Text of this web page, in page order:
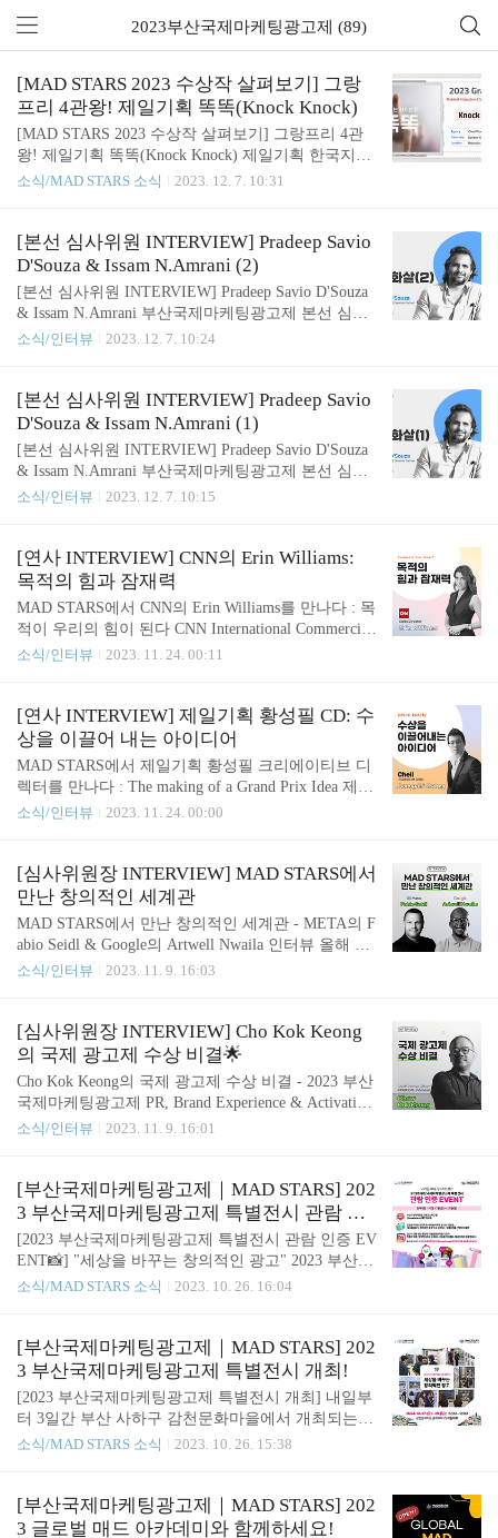
2023부산국제마케팅광고제 (89)
[MAD STARS 2023 수상작 살펴보기] 그랑
프리 4관왕! 제일기획 똑똑(Knock Knock)
[MAD STARS 2023 수상작 살펴보기] 그랑프리 4관
왕! 제일기획 똑똑(Knock Knock) 제일기획 한국지사
에서 제작한 '똑똑(Knock Knock)' 캠페인이 MAD ST
습니다! 제일기획과 경찰청이 함께한 '똑똑(Knock K
nock)’ 캠페인은 어떤 기발한 아이디어로 수상의 영
예를 안게 되었을까요? 사실 지난 8년 동안 한국의
가정폭력은 718%나 증가했다고 합니다. 경찰청 통계
에 따르면 가정폭력 신고 건수는 2019년 24만564건,
2020년 22만1824건 지난해 21만8669건으로 집계됐습
로 피해자와 가해자가 같은 공간..
소식/MAD STARS 소식 2023. 12. 7. 10:31
[본선 심사위원 INTERVIEW] Pradeep Savio
D'Souza & Issam N.Amrani (2)
[본선 심사위원 INTERVIEW] Pradeep Savio D'Souza
& Issam N.Amrani 부산국제마케팅광고제 본선 심사
위원: NineTwentyEight의 공동창립자이자 크리에이
자신만의 본선 심사 기준과 올해 2,047편의 본선 진
출작 중 눈에 띄는 작품이 무엇이었는지에 대해 이야
기해보는 시간을 가졌는데요. 이번에는 조금 심도 깊
은 주제를 다뤄봤습니다. 변화하는 크리에이티브 산
업에 대한 그들의 관점과 성공을 위해 필요한 창조성
은 무엇인지, 또한 앞으로 미래를 이끌어갈 영 크리
야기 나눠보았습..
소식/인터뷰 2023. 12. 7. 10:24
[본선 심사위원 INTERVIEW] Pradeep Savio
D'Souza & Issam N.Amrani (1)
[본선 심사위원 INTERVIEW] Pradeep Savio D'Souza
& Issam N.Amrani 부산국제마케팅광고제 본선 심사
위원: NineTwentyEight의 공동창립자이자 크리에이
고제의 Print • Design • Direct • Strategy Stars를 심사
한 Pradeep Savio D'Souza과 Issam N.Amrani 를 만나
보았습니다. 특히 Issam은 2017년도부터 부산국제마
케팅광고제에 관심을 가지고 있었지만, 실제로 참여
하는 것은 처음이라고 하는데요. 그는 부산국제마케
팅광고제 첫 참여 소감을 “부산국제마케팅광고제는
소식/인터뷰 2023. 12. 7. 10:15
[연사 INTERVIEW] CNN의 Erin Williams:
목적의 힘과 잠재력
MAD STARS에서 CNN의 Erin Williams를 만나다 : 목
적이 우리의 힘이 된다 CNN International Commercial
의 세일즈 디렉터인 Erin Williams 가 올해 MAD STA
로 오해를 받기도 하는 주제들에 대한 명쾌한 답을
제시했는데요. 그녀는 왜 목적의 힘을 강조할까요?
인터뷰를 통해 알아보시죠! “기업들은 압박을 받고
있고, 기술과 문화들이 급변하면서 우리가 일하고 또
소비하는 브랜드들에 대한 새로운 태도가 만들어지
고 있습니다. 분명하고 명확한 목적을 가진 회사들은
요. 그 목적의 의도는 이익을 넘어 사람들과의 관계..
소식/인터뷰 2023. 11. 24. 00:11
[연사 INTERVIEW] 제일기획 황성필 CD: 수
상을 이끌어 내는 아이디어
MAD STARS에서 제일기획 황성필 크리에이티브 디
렉터를 만나다 : The making of a Grand Prix Idea 제일
기획이 대한민국 경찰청과 함께한 똑똑(Knock Knoc
화를 건 후 어떤 번호이던 두 번 누르게 되면 말을 하
지 않고도 경찰에 자동으로 신고가 되는 아이디어입
니다. 자동으로 경찰에 신고가 되고 나면, 피해자에
게 링크가 전송되고 링크 클릭 시 피해자의 현장 상
황과 위치를 추적해 가해자의 눈을 피해 경찰과 피해
자가 의사소통을 할 수 있게 됩니다. 올해 세계적인
한 제일기획의 황성필 크리에이티브 디렉터가 이 캠
페인에 대한 비하인드 ..
소식/인터뷰 2023. 11. 24. 00:00
[심사위원장 INTERVIEW] MAD STARS에서
만난 창의적인 세계관
MAD STARS에서 만난 창의적인 세계관 - META의 F
abio Seidl & Google의 Artwell Nwaila 인터뷰 올해 Pri
nt, Design, Direct, Strategy 부문 심사위원장인Fabio S
다. 그는 10년 동안 미국에 기반을 두고 있는 크리에
이터이지만, 점차 성장하여 초기 경력을 브라질에서
쌓았습니다. Meta에 합류하기 전인 4년 반 전에 Fabio
Seidl는 주요 국제 에이전시인 미국의 DDB Worldwid
e, VMLY&R, 360i and Leo Burnett, Ogilvy 등에서 근
무하기도 했습니다. Artwell Nwaila는 구글의 사하라
소식/인터뷰 2023. 11. 9. 16:03
[심사위원장 INTERVIEW] Cho Kok Keong
의 국제 광고제 수상 비결🌟
Cho Kok Keong의 국제 광고제 수상 비결 - 2023 부산
국제마케팅광고제 PR, Brand Experience & Activation,
Media 부문 심사위원장 Cho Kok Keong 인터뷰 이노
K)은 인도네시아 크리에이티브 부문에서 4년 연속 1
위를 기록하고 있는데요. 뿐만 아니라, 주요 국제 어
워드에서 다수의 수상은 물론, 심사위원으로 활약하
기도 했습니다. 현재 그는 지난해 7월, 이노션의 CCO
로 합류, 하쿠호도에서 지역 ECD를 맡고 있습니다.
올해 부산국제마케팅광고제 심사위원장을 역임한 K
이라 생각하기 때문에 아이디어와 집행 ..
소식/인터뷰 2023. 11. 9. 16:01
[부산국제마케팅광고제｜MAD STARS] 202
3 부산국제마케팅광고제 특별전시 관람 인
증 EVENT📸
[2023 부산국제마케팅광고제 특별전시 관람 인증 EV
ENT📸] "세상을 바꾸는 창의적인 광고" 2023 부산국
제마케팅광고제 특별전시! 내일부터 감천문화마을
물을 업로드 해주세요! 추첨을 통해 소정의 경품을
드립니다💛 📅참여기간📅 10월 27일(금) ~ 29일(일)
🌟이벤트 참여방법🌟 1. 부산국제마케팅광고제 인스
타그램(@madstars) 계정 팔로우 2. 감천문화마을 골
목축제 내 하늘마루에 전시된 작품 중, ‘세상을 바꾸
는 창의적인 광고’라고 생각되는 작품 2개를 선택하
품 사진과 작품의 제목, 창의적이라고 생각되는 이유
를 적어 필수 해시태그와 함께 업로드..
소식/MAD STARS 소식 2023. 10. 26. 16:04
[부산국제마케팅광고제｜MAD STARS] 202
3 부산국제마케팅광고제 특별전시 개최!
[2023 부산국제마케팅광고제 특별전시 개최] 내일부
터 3일간 부산 사하구 감천문화마을에서 개최되는
‘제13회 감천문화마을 골목축제’‼ 감천문화마을 골
을 바꾸는 창의적인 광고’를 주제로, 세계 각국에서
출품되어 창의성을 인정받은 역대 수상작들과 도시
소식/MAD STARS 소식 2023. 10. 26. 15:38
[부산국제마케팅광고제｜MAD STARS] 202
3 글로벌 매드 아카데미와 함께하세요!